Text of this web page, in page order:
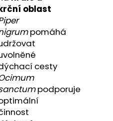
oblast
pomáhá
cesty
podporuje
- ZAHRA ARABIA -